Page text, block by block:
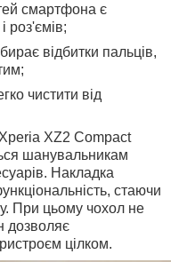
смартфона є
роз'ємів;
відбитки пальців,
чистити від
XZ2 Compact
шанувальникам
Накладка
стаючи
При цьому чохол не
дозволяє
цілком.